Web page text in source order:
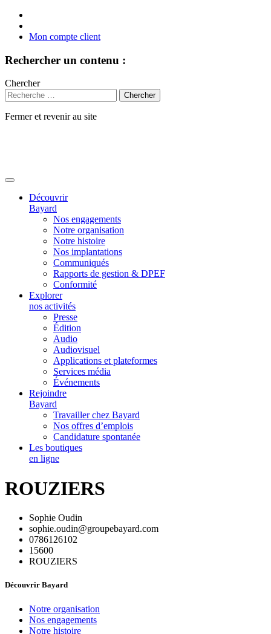
Mon compte client
Rechercher un contenu :
Chercher
Fermer et revenir au site
Découvrir
Bayard
Nos engagements
Notre organisation
Notre histoire
Nos implantations
Communiqués
Rapports de gestion & DPEF
Conformité
Explorer
nos activités
Presse
Édition
Audio
Audiovisuel
Applications et plateformes
Services média
Événements
Rejoindre
Bayard
Travailler chez Bayard
Nos offres d’emplois
Candidature spontanée
Les boutiques
en ligne
ROUZIERS
Sophie Oudin
sophie.oudin@groupebayard.com
0786126102
15600
ROUZIERS
Découvrir Bayard
Notre organisation
Nos engagements
Notre histoire